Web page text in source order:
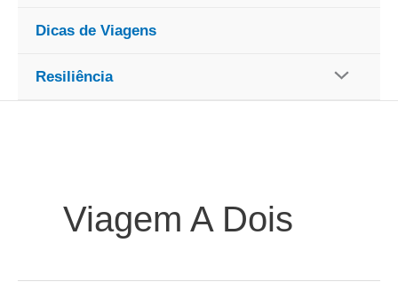
Dicas de Viagens
Resiliência
Viagem A Dois